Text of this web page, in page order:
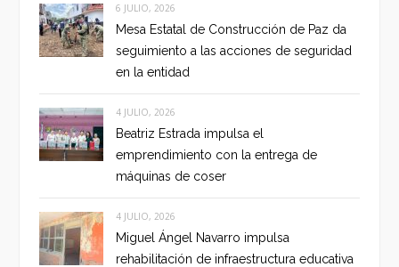
6 JULIO, 2026
Mesa Estatal de Construcción de Paz da
seguimiento a las acciones de seguridad
en la entidad
4 JULIO, 2026
Beatriz Estrada impulsa el
emprendimiento con la entrega de
máquinas de coser
4 JULIO, 2026
Miguel Ángel Navarro impulsa
rehabilitación de infraestructura educativa